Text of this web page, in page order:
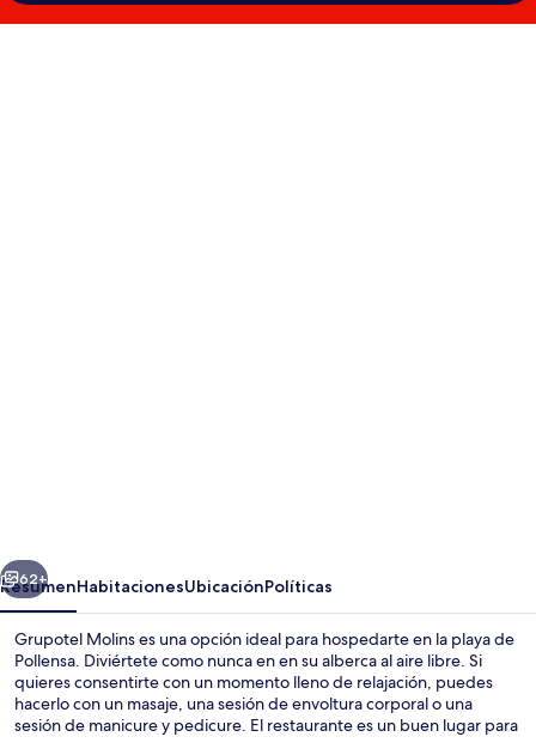
Siguiente
62+
ResumenHabitacionesUbicaciónPolíticas
Grupotel Molins es una opción ideal para hospedarte en la playa de
Pollensa. Diviértete como nunca en en su alberca al aire libre. Si
quieres consentirte con un momento lleno de relajación, puedes
hacerlo con un masaje, una sesión de envoltura corporal o una
sesión de manicure y pedicure. El restaurante es un buen lugar para